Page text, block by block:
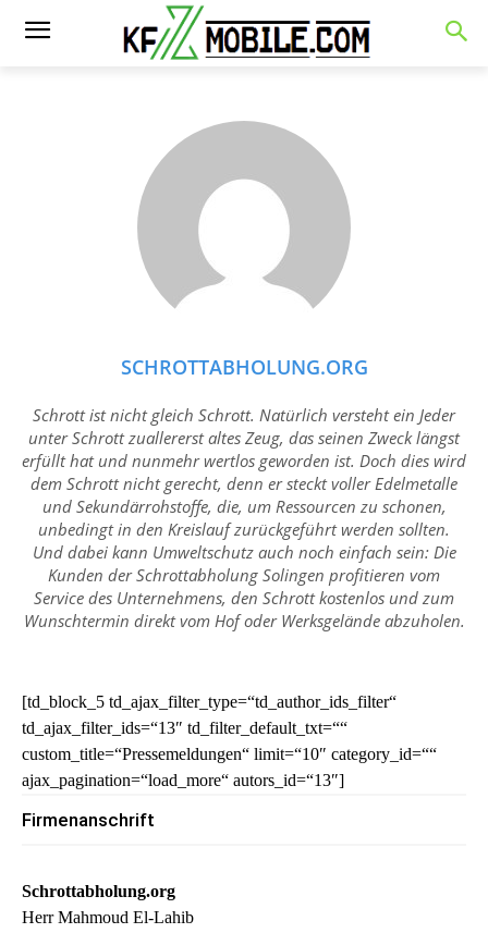
SCHROTTABHOLUNG.ORG
Schrott ist nicht gleich Schrott. Natürlich versteht ein Jeder
unter Schrott zuallererst altes Zeug, das seinen Zweck längst
erfüllt hat und nunmehr wertlos geworden ist. Doch dies wird
dem Schrott nicht gerecht, denn er steckt voller Edelmetalle
und Sekundärrohstoffe, die, um Ressourcen zu schonen,
unbedingt in den Kreislauf zurückgeführt werden sollten.
Und dabei kann Umweltschutz auch noch einfach sein: Die
Kunden der Schrottabholung Solingen profitieren vom
Service des Unternehmens, den Schrott kostenlos und zum
Wunschtermin direkt vom Hof oder Werksgelände abzuholen.
[td_block_5 td_ajax_filter_type=“td_author_ids_filter“
td_ajax_filter_ids=“13″ td_filter_default_txt=““
custom_title=“Pressemeldungen“ limit=“10″ category_id=““
ajax_pagination=“load_more“ autors_id=“13″]
Firmenanschrift
Schrottabholung.org
Herr Mahmoud El-Lahib